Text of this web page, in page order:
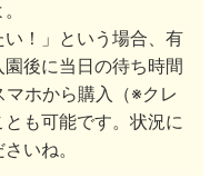
い！」という場合、有
後に当日の待ち時間
ホから購入（※クレ
も可能です。状況に
いね。